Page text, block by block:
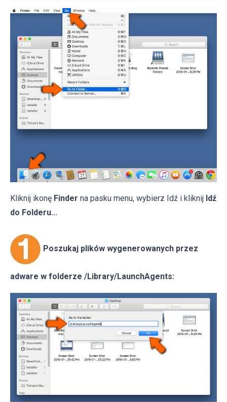
Kliknij ikonę Finder na pasku menu, wybierz Idź i kliknij Idź
do Folderu...
Poszukaj plików wygenerowanych przez
adware w folderze /Library/LaunchAgents: